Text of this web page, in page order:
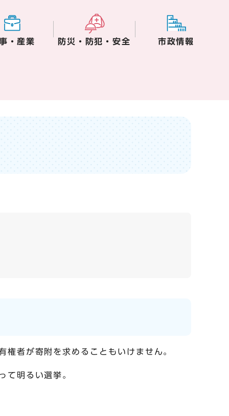
・産業 防災・防犯・安全 市政情報
者が寄附を求めることもいけません。
て明るい選挙。